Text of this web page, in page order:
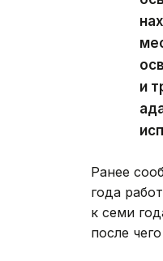
и
Ранее
года
к семи
после